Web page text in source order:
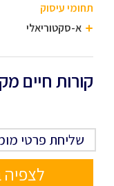
תחומי עיסוק
א-סקטוריאלי
קורות חיים
שליחת פרטי